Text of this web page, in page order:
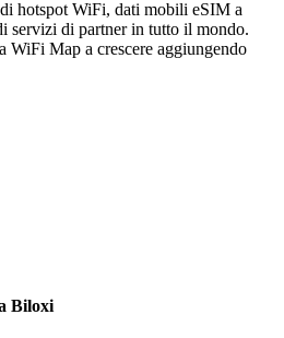
hotspot WiFi, dati mobili eSIM a
servizi di partner in tutto il mondo.
WiFi Map a crescere aggiungendo
Biloxi